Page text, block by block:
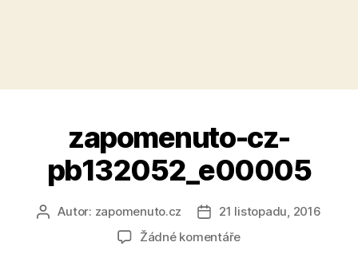
zapomenuto-cz-
pb132052_e00005
AutorAutor: zapomenuto.cz
Datum
příspěvku
21 listopadu, 2016
Žádné komentářeu